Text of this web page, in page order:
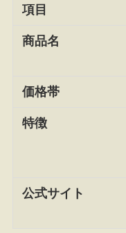
項目
商品名
価格帯
特徴
公式サイト